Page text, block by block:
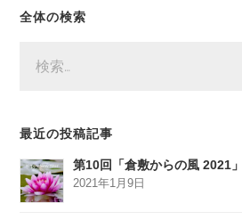
全体の検索
索:
最近の投稿記事
第10回「倉敷からの風 2021
2021年1月9日